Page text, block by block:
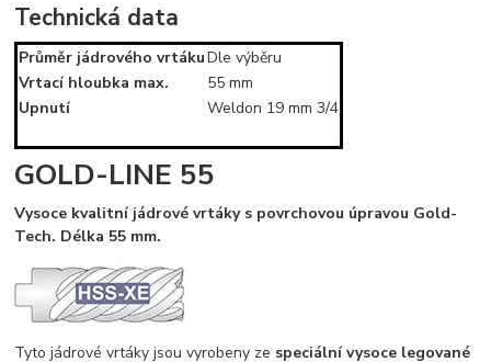
Technická data
Průměr jádrového vrtákuDle výběru
Vrtací hloubka max.
55 mm
Upnutí
Weldon 19 mm 3/4
GOLD-LINE 55
Vysoce kvalitní jádrové vrtáky s povrchovou úpravou Gold-
Tech. Délka 55 mm.
Tyto jádrové vrtáky jsou vyrobeny ze speciální vysoce legované